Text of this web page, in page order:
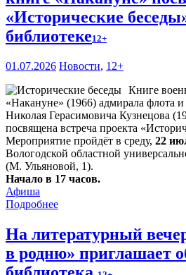
«Исторические
библиотеке12+
01.07.2026 Новости, 12+
Книге
«Накануне» (1966) адмирала флота
Николая Герасимовича Кузнецова
посвящена встреча проекта
Мероприятие пройдёт в среду, 22
Вологодской областной
(М. Ульяновой, 1).
Начало в 17 часов.
Афиша
Подробнее
На литературный
в родню» приглашает